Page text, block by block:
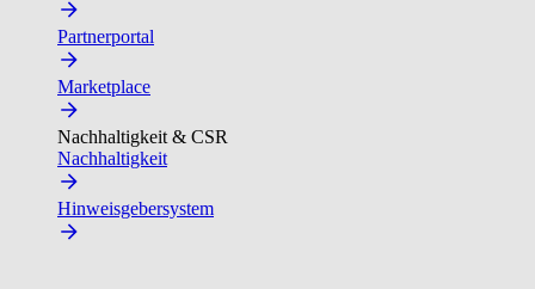
Partnerportal
Marketplace
Nachhaltigkeit & CSR
Nachhaltigkeit
Hinweisgebersystem